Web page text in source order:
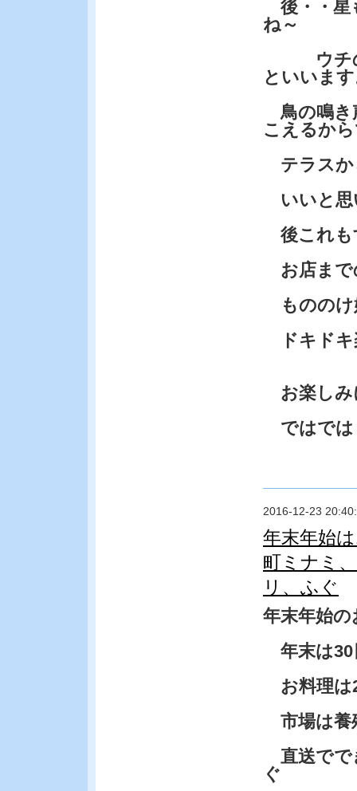
後・・星
ね～
ウチの
といいま
鳥の鳴き
こえるか
テラスか
いいと思
後これも
お店まで
もののけ
ドキドキ
お楽しみ
ではでは
2016-12-23
年末年始
町ミナミ
リ、ふぐ
年末年始
年末は30
お料理は
市場は養
直送でで
ぐ